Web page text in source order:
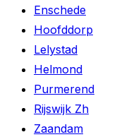
Enschede
Hoofddorp
Lelystad
Helmond
Purmerend
Rijswijk Zh
Zaandam